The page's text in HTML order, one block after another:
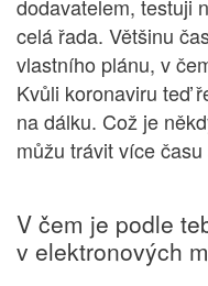
dodavatelem, testuji
celá řada. Většinu
vlastního plánu, v
Kvůli koronaviru teď
na dálku. Což je
můžu trávit více
V čem je podle
v elektronových